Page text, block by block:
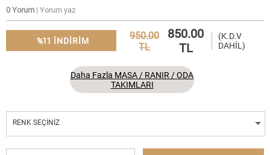
0 Yorum | Yorum yaz
%11 INDIRIM
950.00
TL
850.00
TL
(K.D.V
DAHİL)
Daha Fazla MASA / RANIR / ODA
TAKIMLARI
RENK SEÇINIZ